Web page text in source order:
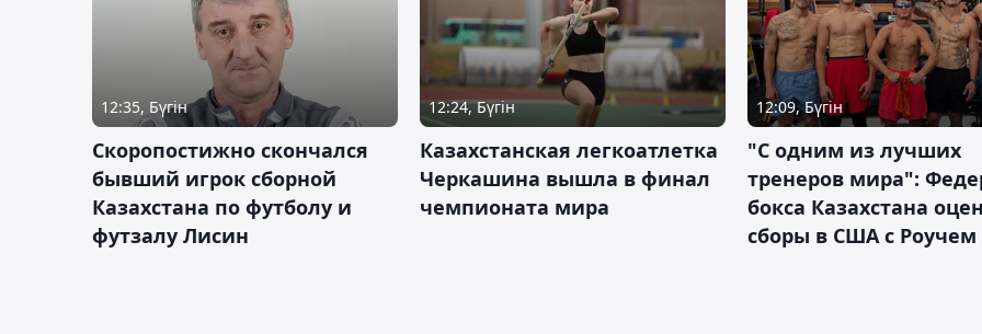
12:35, Бүгін
Скоропостижно скончался
бывший игрок сборной
Казахстана по футболу и
футзалу Лисин
12:24, Бүгін
Казахстанская легкоатлетка
Черкашина вышла в финал
чемпионата мира
12:09, Бүгін
"С одним из лучших
тренеров мира":
бокса Казахстана
сборы в США с Роучем